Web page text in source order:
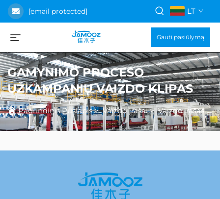
[email protected] LT
Gauti pasiūlymą
GAMYNIMO PROCESO
UŽKAMPANIŲ VAIZDO KLIPAS
Pagrindinis Puslapis>Vaizdo Įrašai>Vaizdo įrašas apie gamybos procesą